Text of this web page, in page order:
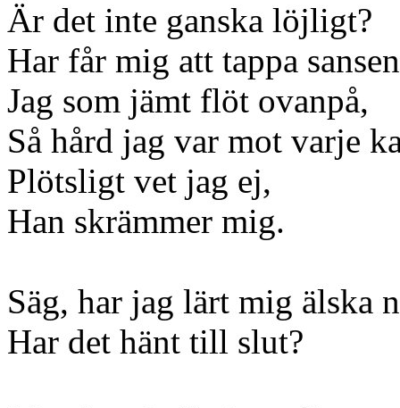
Är det inte ganska löjligt?
Har får mig att tappa
Jag som jämt flöt ovanpå,
Så hård jag var mot varje
Plötsligt vet jag ej,
Han skrämmer mig.
Säg, har jag lärt mig älska
Har det hänt till slut?